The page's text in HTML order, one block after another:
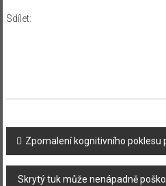
Sdílet:
Navigace
příspěvku
Zpomalení kognitivního poklesu
Skrytý tuk může nenápadně